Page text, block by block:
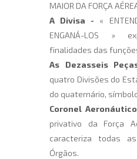
MAIOR DA FORÇA
A Divisa - «
ENGANÁ-LOS »
finalidades das
As Dezasseis
quatro Divisões do
do quaternário,
Coronel Aeronáutico
privativo da Força
caracteriza todas
Órgãos.